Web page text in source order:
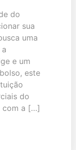
do
sua
uma
e um
este
do
com a […]